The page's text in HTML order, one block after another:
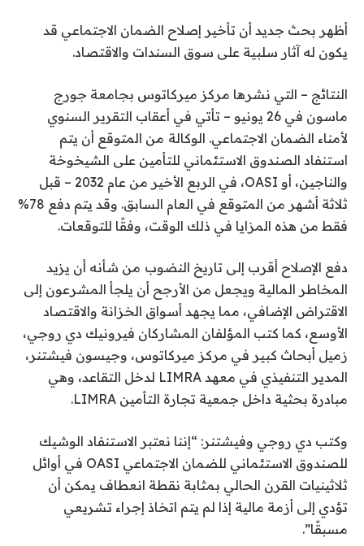
أظهر بحث جديد أن تأخير إصلاح الضمان الاجتماعي قد
يكون له آثار سلبية على سوق السندات والاقتصاد.
النتائج – التي نشرها مركز ميركاتوس بجامعة جورج
ماسون في 26 يونيو – تأتي في أعقاب التقرير السنوي
لأمناء الضمان الاجتماعي. الوكالة من المتوقع أن يتم
استنفاد الصندوق الاستئماني للتأمين على الشيخوخة
والناجين، أو OASI، في الربع الأخير من عام 2032 – قبل
ثلاثة أشهر من المتوقع في العام السابق. وقد يتم دفع 78%
فقط من هذه المزايا في ذلك الوقت، وفقًا للتوقعات.
دفع الإصلاح أقرب إلى تاريخ النضوب من شأنه أن يزيد
المخاطر المالية ويجعل من الأرجح أن يلجأ المشرعون إلى
الاقتراض الإضافي، مما يجهد أسواق الخزانة والاقتصاد
الأوسع، كما كتب المؤلفان المشاركان فيرونيك دي روجي،
زميل أبحاث كبير في مركز ميركاتوس، وجيسون فيشتنر،
المدير التنفيذي في معهد LIMRA لدخل التقاعد، وهي
مبادرة بحثية داخل جمعية تجارة التأمين LIMRA.
وكتب دي روجي وفيشتنر: “إننا نعتبر الاستنفاد الوشيك
للصندوق الاستئماني للضمان الاجتماعي OASI في أوائل
ثلاثينيات القرن الحالي بمثابة نقطة انعطاف يمكن أن
تؤدي إلى أزمة مالية إذا لم يتم اتخاذ إجراء تشريعي
مسبقًا”.